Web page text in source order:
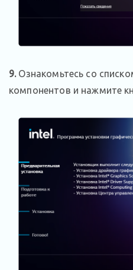
9. Ознакомьтесь со
компонентов и нажмите